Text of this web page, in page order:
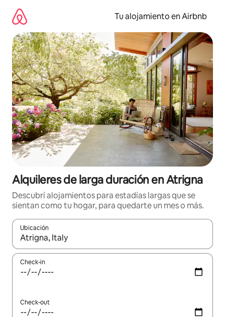
contenido
Tu alojamiento en Airbnb
Alquileres de larga duración en Atrigna
Descubrí alojamientos para estadías largas que se
sientan como tu hogar, para quedarte un mes o más.
Ubicación
Cuando los resultados estén disponibles, navegá con las
Check-in
Check-out